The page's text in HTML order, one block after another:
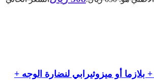
أو ميزوثيرابي لنضارة الوجه +